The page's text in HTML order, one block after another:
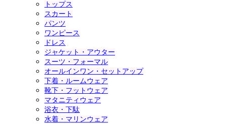
トップス
スカート
パンツ
ワンピース
ドレス
ジャケット・アウター
スーツ・フォーマル
オールインワン・セットアップ
下着・ルームウェア
靴下・フットウェア
マタニティウェア
浴衣・下駄
水着・マリンウェア